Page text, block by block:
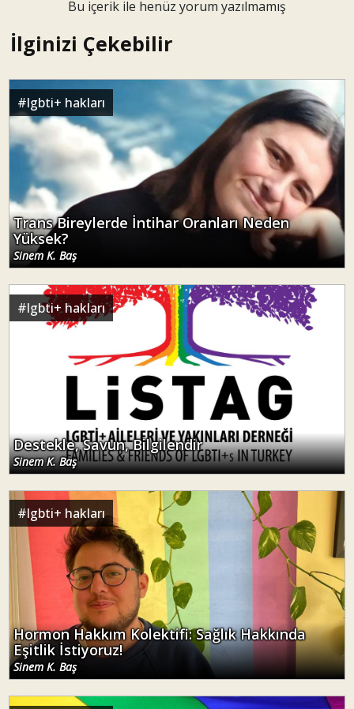
Bu içerik ile henüz yorum yazılmamış
İlginizi Çekebilir
#lgbti+ hakları
Trans Bireylerde İntihar Oranları Neden
Yüksek?
Sinem K. Baş
#lgbti+ hakları
Destekle, Savun, Bilgilendir
Sinem K. Baş
#lgbti+ hakları
Hormon Hakkım Kolektifi: Sağlık Hakkında
Eşitlik İstiyoruz!
Sinem K. Baş